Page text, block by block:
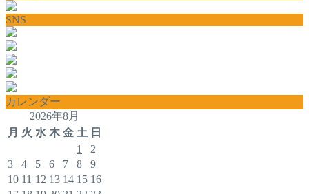
SNS
カレンダー
2026年8月
月 火 水 木 金 土 日
1
2
3
4 5 6 7 8
9
10 11 12 13 14 15 16